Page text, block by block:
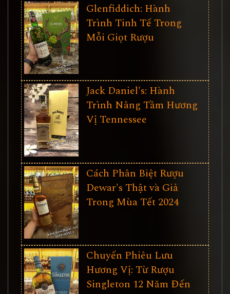
Glenfiddich: Hành
Trình Tinh Tế Trong
Mỗi Giọt Rượu
Jack Daniel's: Hành
Trình Nâng Tầm Hương
Vị Tennessee
Cách Phân Biệt Rượu
Dewar's Thật và Giả
Trong Mùa Tết 2024
Chuyến Phiêu Lưu
Hương Vị: Từ Rượu
Singleton 12 Năm Đến